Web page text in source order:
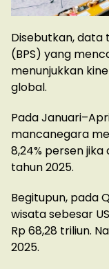
Disebutkan, data
(BPS) yang
menunjukkan
global.
Pada
mancanegara
8,24% persen
tahun 2025.
Begitupun, pada
wisata sebesar
Rp 68,28 triliun.
2025.